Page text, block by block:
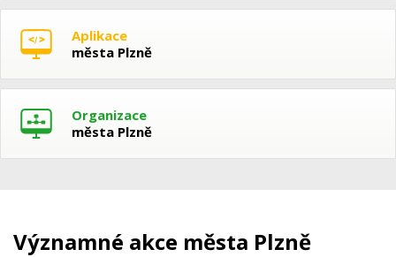
Aplikace
města Plzně
Organizace
města Plzně
Významné akce města Plzně